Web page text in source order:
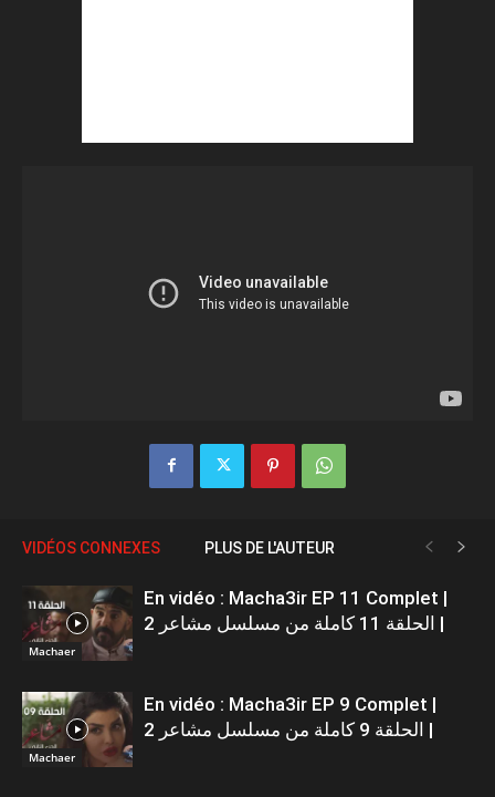
VIDÉOS CONNEXES PLUS DE L'AUTEUR
Machaer
En vidéo : Macha3ir EP 11 Complet |
الحلقة 11 كاملة من مسلسل مشاعر 2 |
Machaer
En vidéo : Macha3ir EP 9 Complet |
الحلقة 9 كاملة من مسلسل مشاعر 2 |